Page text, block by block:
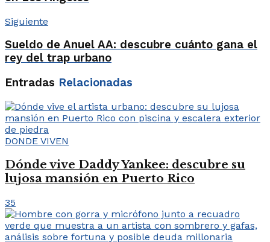
Siguiente
Sueldo de Anuel AA: descubre cuánto gana el
rey del trap urbano
Entradas Relacionadas
DONDE VIVEN
Dónde vive Daddy Yankee: descubre su
lujosa mansión en Puerto Rico
35